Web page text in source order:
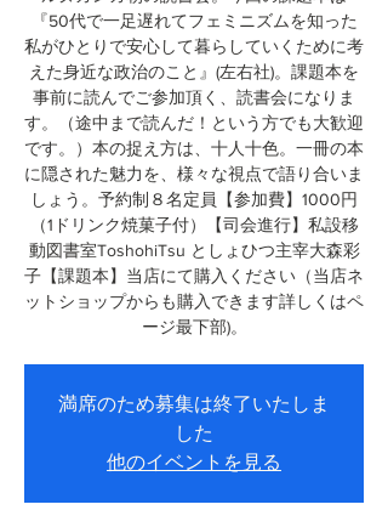
『50代で一足遅れてフェミニズムを知った
私がひとりで安心して暮らしていくために考
えた身近な政治のこと』(左右社)。課題本を
事前に読んでご参加頂く、読書会になりま
す。（途中まで読んだ！という方でも大歓迎
です。）本の捉え方は、十人十色。一冊の本
に隠された魅力を、様々な視点で語り合いま
しょう。予約制８名定員【参加費】1000円
（1ドリンク焼菓子付）【司会進行】私設移
動図書室ToshohiTsu としょひつ主宰大森彩
子【課題本】当店にて購入ください（当店ネ
ットショップからも購入できます詳しくはペ
ージ最下部)。
満席のため募集は終了いたしま
した
他のイベントを見る